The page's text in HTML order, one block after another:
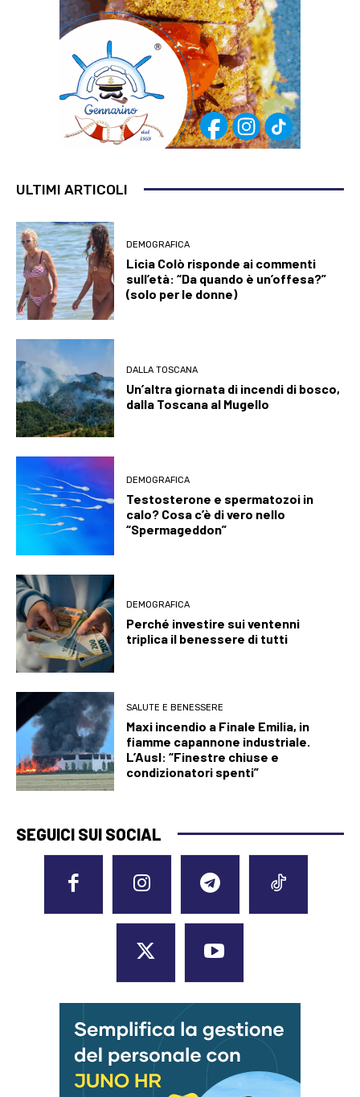
ULTIMI ARTICOLI
DEMOGRAFICA
Licia Colò risponde ai commenti
sull’età: “Da quando è un’offesa?”
(solo per le donne)
DALLA TOSCANA
Un’altra giornata di incendi di bosco,
dalla Toscana al Mugello
DEMOGRAFICA
Testosterone e spermatozoi in
calo? Cosa c’è di vero nello
“Spermageddon”
DEMOGRAFICA
Perché investire sui ventenni
triplica il benessere di tutti
SALUTE E BENESSERE
Maxi incendio a Finale Emilia, in
fiamme capannone industriale.
L’Ausl: “Finestre chiuse e
condizionatori spenti”
SEGUICI SUI SOCIAL